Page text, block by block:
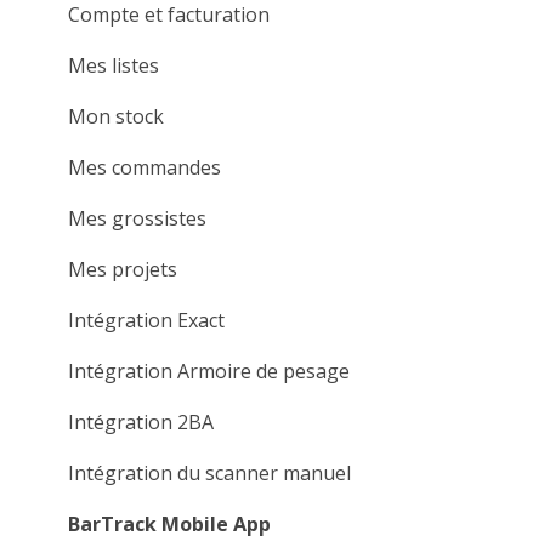
Gestion client & Support
Bestellingen ontvangen
Services VMI
Vidéos d'instruction
Compte et facturation
Mes listes
Mon stock
Mes commandes
Mes grossistes
Mes projets
Intégration Exact
Intégration Armoire de pesage
Intégration 2BA
Intégration du scanner manuel
BarTrack Mobile App